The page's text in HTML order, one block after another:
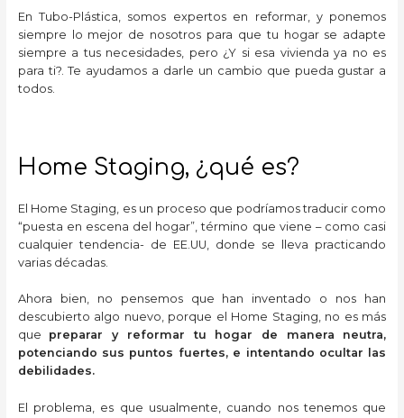
En Tubo-Plástica, somos expertos en reformar, y ponemos
siempre lo mejor de nosotros para que tu hogar se adapte
siempre a tus necesidades, pero ¿Y si esa vivienda ya no es
para ti?. Te ayudamos a darle un cambio que pueda gustar a
todos.
Home Staging, ¿qué es?
El Home Staging, es un proceso que podríamos traducir como
“puesta en escena del hogar”, término que viene – como casi
cualquier tendencia- de EE.UU, donde se lleva practicando
varias décadas.
Ahora bien, no pensemos que han inventado o nos han
descubierto algo nuevo, porque el Home Staging, no es más
que preparar y reformar tu hogar de manera neutra,
potenciando sus puntos fuertes, e intentando ocultar las
debilidades.
El problema, es que usualmente, cuando nos tenemos que